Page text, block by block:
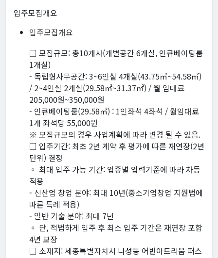
입주모집개요
입주모집개요
□ 모집규모: 총10개사(개별공간 6개실, 인큐베이팅룸
1개실)
- 독립형사무공간: 3~6인실 4개실(43.75㎡~54.58㎡)
/ 2~4인실 2개실(29.58㎡~31.37㎡) / 월 임대료
205,000원~350,000원
- 인큐베이팅룸(29.58㎡) : 1인좌석 4좌석 / 월임대료
1개 좌석당 55,000원
※ 모집규모의 경우 사업계획에 따라 변경 될 수 있음.
□ 입주기간: 최초 2년 계약 후 평가에 따른 재연장(2년
단위) 결정
◦ 최대 입주 가능 기간: 업종별 업력기준에 따라 차등
적용
- 신산업 창업 분야: 최대 10년(중소기업창업 지원법에
따른 특례 적용)
- 일반 기술 분야: 최대 7년
◦ 단, 적법하게 입주 후 최소 입주 기간은 재연장 포함
4년 보장
□ 소재지: 세종특별자치시 나성동 어반아트리움 퍼스